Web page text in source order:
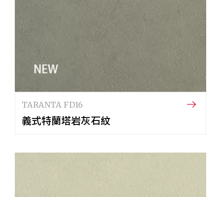
TARANTA FD16
義式特蘭塔岩灰石紋